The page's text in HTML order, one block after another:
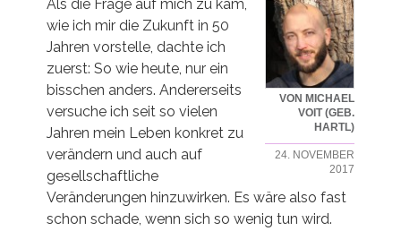
VON MICHAEL
VOIT (GEB.
HARTL)
24. NOVEMBER
2017
Als die Frage auf mich zu kam,
wie ich mir die Zukunft in 50
Jahren vorstelle, dachte ich
zuerst: So wie heute, nur ein
bisschen anders. Andererseits
versuche ich seit so vielen
Jahren mein Leben konkret zu
verändern und auch auf
gesellschaftliche
Veränderungen hinzuwirken. Es wäre also fast
schon schade, wenn sich so wenig tun wird.